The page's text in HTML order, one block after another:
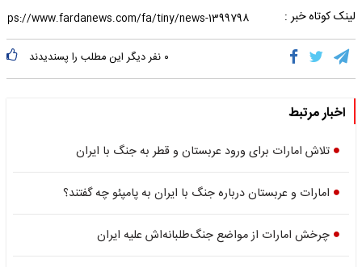
لینک کوتاه خبر :
۰ نفر دیگر این مطلب را پسندیدند
اخبار مرتبط
تلاش امارات برای ورود عربستان و قطر به جنگ با ایران
امارات و عربستان درباره جنگ با ایران به پامپئو چه گفتند؟
چرخش امارات از مواضع جنگ‌طلبانه‌اش علیه ایران